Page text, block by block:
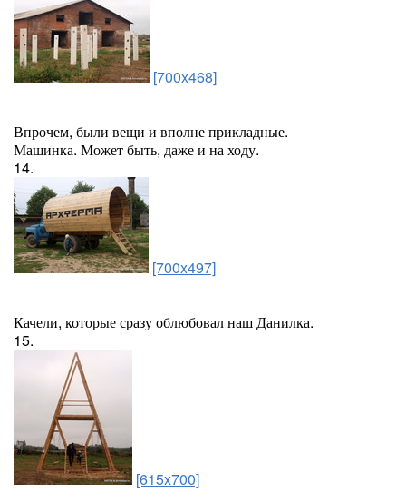
[700x468]
Впрочем, были вещи и вполне прикладные.
Машинка. Может быть, даже и на ходу.
14.
[700x497]
Качели, которые сразу облюбовал наш Данилка.
15.
[615x700]